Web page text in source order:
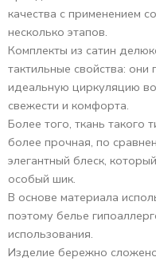
качества с применением
несколько этапов.
Комплекты из сатин
тактильные свойства:
идеальную циркуляцию
свежести и комфорта.
Более того, ткань такого
более прочная, по
элегантный блеск,
особый шик.
В основе материала
поэтому белье
использования.
Изделие бережно